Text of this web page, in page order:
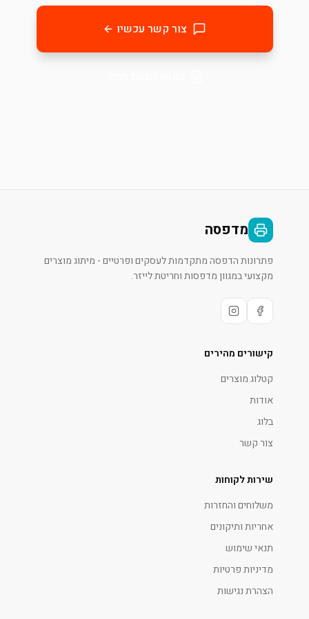
צור קשר עכשיו
מדפסה
פתרונות הדפסה מתקדמות לעסקים ופרטיים - מיתוג מוצרים
מקצועי במגוון מדפסות וחריטת לייזר.
קישורים מהירים
קטלוג מוצרים
אודות
בלוג
צור קשר
שירות לקוחות
משלוחים והחזרות
אחריות ותיקונים
תנאי שימוש
מדיניות פרטיות
הצהרת נגישות